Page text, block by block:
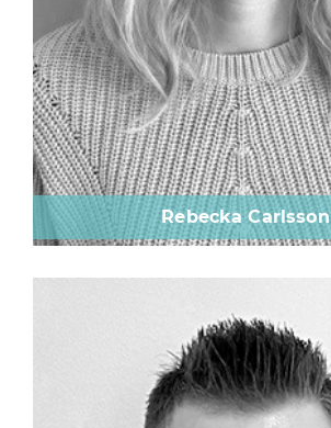
Rebecka Carlsson